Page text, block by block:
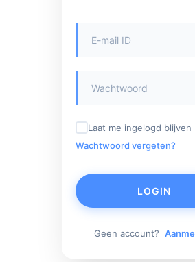
Laat me ingelogd blijven
Wachtwoord vergeten?
LOGIN
Geen account?